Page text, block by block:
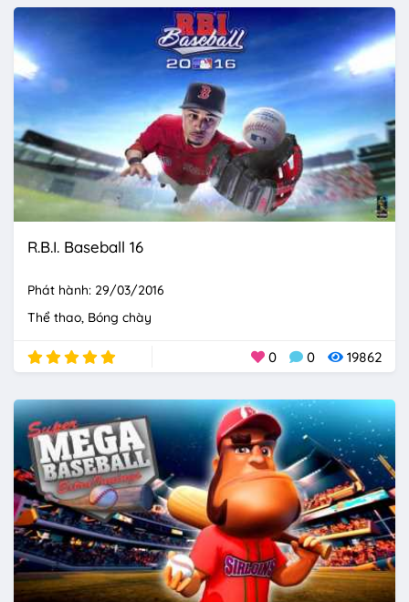
R.B.I. Baseball 16
Phát hành: 29/03/2016
Thể thao Bóng chày
0 0 19862